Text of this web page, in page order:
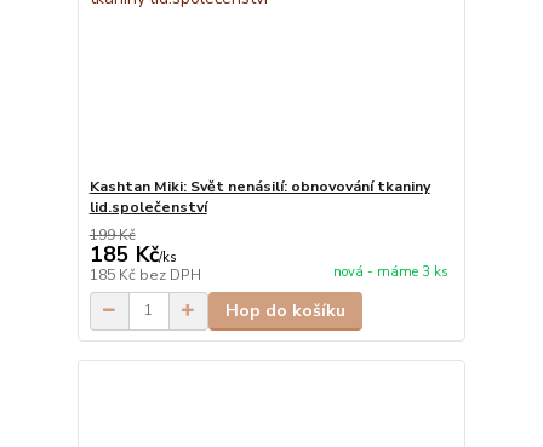
Kashtan Miki: Svět nenásilí: obnovování tkaniny
lid.společenství
199 Kč
185 Kč/ks
185 Kč bez DPH nová - máme 3 ks
Hop do košíku